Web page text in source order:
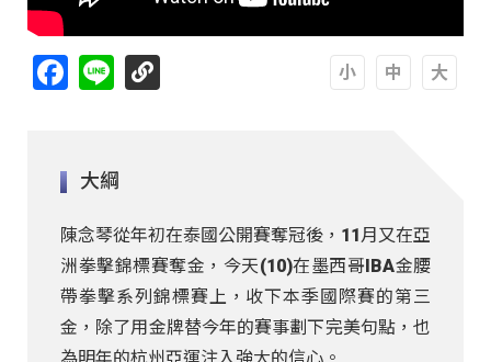
Facebook
Line
大綱
陳念琴從年初在泰國公開賽奪冠後，11月又在亞
洲拳擊錦標賽奪金，今天(10)在墨西哥IBA金腰
帶拳擊系列錦標賽上，收下本季國際賽的第三
金，除了用金牌替今年的賽事劃下完美句點，也